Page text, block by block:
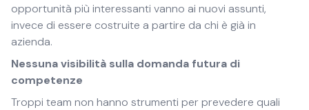
opportunità più interessanti vanno ai nuovi assunti,
invece di essere costruite a partire da chi è già in
azienda.
Nessuna visibilità sulla domanda futura di
competenze
Troppi team non hanno strumenti per prevedere quali